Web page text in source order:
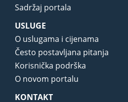
Sadržaj portala
USLUGE
O uslugama i cijenama
Često postavljana pitanja
Korisnička podrška
O novom portalu
KONTAKT